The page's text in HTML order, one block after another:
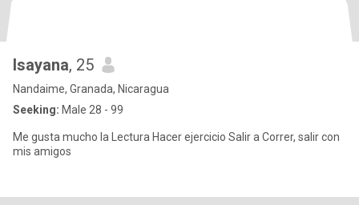
Isayana, 25
Nandaime, Granada, Nicaragua
Seeking: Male 28 - 99
Me gusta mucho la Lectura Hacer ejercicio Salir a Correr, salir con
mis amigos